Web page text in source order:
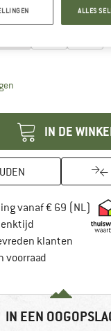
IN DE
vanaf € 69 (NL)
Vind de
klanten
voorraad
IN EEN
ALLES